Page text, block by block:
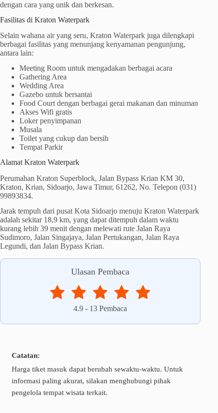
dengan cara yang unik dan berkesan.
Fasilitas di Kraton Waterpark
Selain wahana air yang seru, Kraton Waterpark juga dilengkapi
berbagai fasilitas yang menunjang kenyamanan pengunjung,
antara lain:
Meeting Room untuk mengadakan berbagai acara
Gathering Area
Wedding Area
Gazebo untuk bersantai
Food Court dengan berbagai gerai makanan dan minuman
Akses Wifi gratis
Loker penyimpanan
Musala
Toilet yang cukup dan bersih
Tempat Parkir
Alamat Kraton Waterpark
Perumahan Kraton Superblock, Jalan Bypass Krian KM 30,
Kraton, Krian, Sidoarjo, Jawa Timur, 61262, No. Telepon (031)
99893834.
Jarak tempuh dari pusat Kota Sidoarjo menuju Kraton Waterpark
adalah sekitar 18,9 km, yang dapat ditempuh dalam waktu
kurang lebih 39 menit dengan melewati rute Jalan Raya
Sudimoro, Jalan Singajaya, Jalan Pertukangan, Jalan Raya
Legundi, dan Jalan Bypass Krian.
Ulasan Pembaca
4.9 - 13 Pembaca
Catatan:
Harga tiket masuk dapat berubah sewaktu-waktu. Untuk
informasi paling akurat, silakan menghubungi pihak
pengelola tempat wisata terkait.